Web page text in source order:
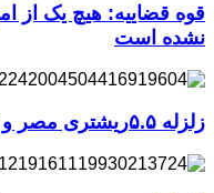
قوه قضاییه: هیچ یک از
نشده است
زلزله ۵.۵ریشتری مصر و فلسطین را لرزاند